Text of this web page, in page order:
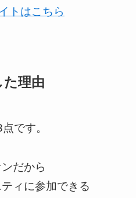
トはこちら
た理由
です。
だから
ィに参加できる